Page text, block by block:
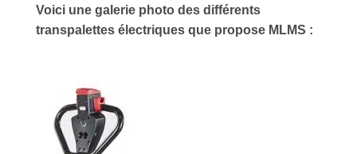
Voici une galerie photo des différents
transpalettes électriques que propose MLMS :